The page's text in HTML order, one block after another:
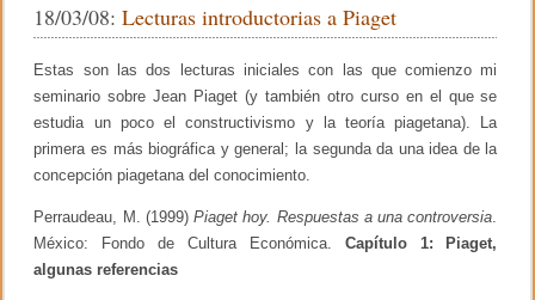
b
o
o
k
ar
tir
i
o
a
y
t
i
18/03/08:Lecturas introductorias a Piaget
Estas son las dos lecturas iniciales con las que comienzo mi
seminario sobre Jean Piaget (y también otro curso en el que se
estudia un poco el constructivismo y la teoría piagetana). La
primera es más biográfica y general; la segunda da una idea de la
concepción piagetana del conocimiento.
Perraudeau, M. (1999)Piaget hoy. Respuestas a una controversia
México: Fondo de Cultura Económica. Capítulo 1: Piaget,
algunas referencias